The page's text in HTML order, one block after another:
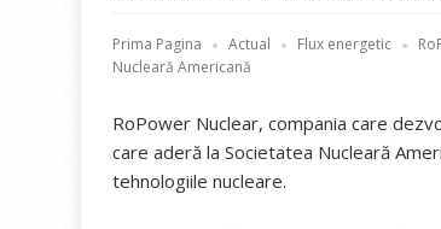
Prima Pagina Actual Flux energetic
Nucleară Americană
RoPower Nuclear, compania care
care aderă la Societatea Nucleară
tehnologiile nucleare.